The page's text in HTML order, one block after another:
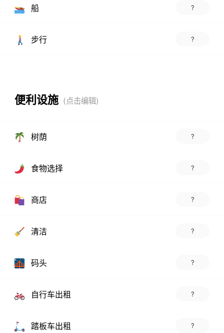
船 ?
步行 ?
便利设施
树荫 ?
食物选择 ?
商店 ?
清洁 ?
码头 ?
自行车出租 ?
踏板车出租 ?